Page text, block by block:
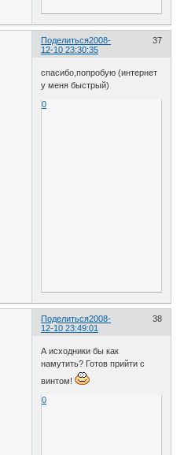
Поделиться 37
2008-
12-10 23:30:35
спасибо,попробую (интернет
у меня быстрый)
0
Поделиться 38
2008-
12-10 23:49:01
А исходники бы как
намутить? Готов прийти с
винтом!
0